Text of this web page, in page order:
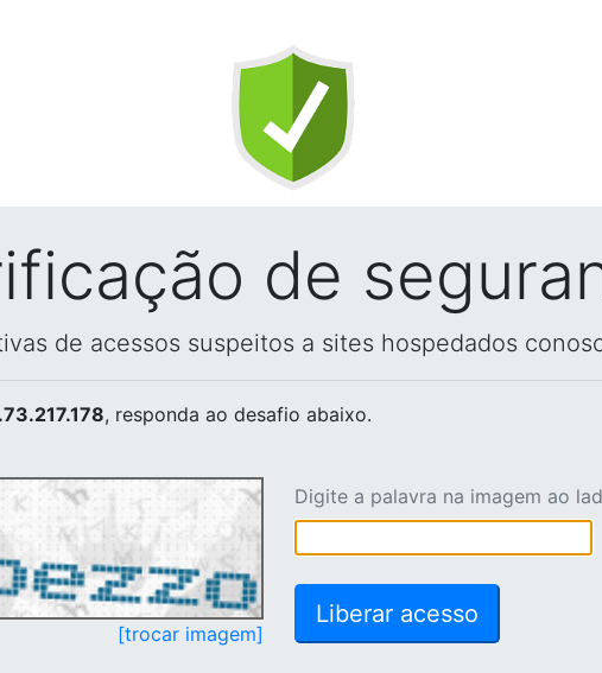
de
de acessos suspeitos a sites hospedados
, responda ao desafio abaixo.
[trocar imagem]
Digite a palavra na imagem ao